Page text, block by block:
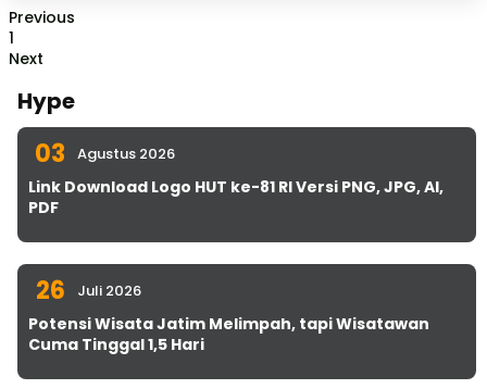
Previous
1
Next
Hype
03 Agustus 2026
Link Download Logo HUT ke-81 RI Versi PNG, JPG, AI,
PDF
26 Juli 2026
Potensi Wisata Jatim Melimpah, tapi Wisatawan
Cuma Tinggal 1,5 Hari